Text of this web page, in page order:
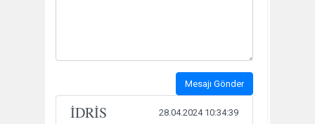
Mesajı Gönder
İDRİS 28.04.2024 10:34:39